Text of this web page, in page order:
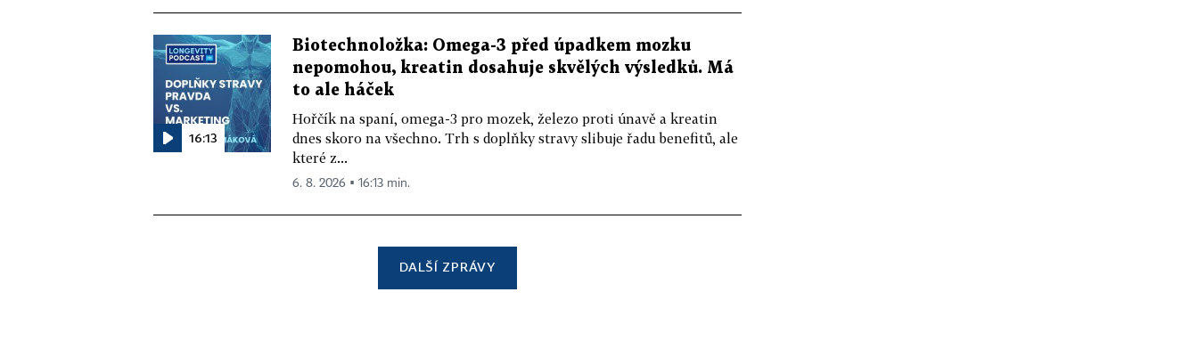
16:13
Biotechnoložka: Omega-3 před úpadkem mozku
nepomohou, kreatin dosahuje skvělých výsledků. Má
to ale háček
Hořčík na spaní, omega-3 pro mozek, železo proti únavě a kreatin
dnes skoro na všechno. Trh s doplňky stravy slibuje řadu benefitů, ale
které z...
6. 8. 2026 ▪ 16:13 min.
DALŠÍ ZPRÁVY